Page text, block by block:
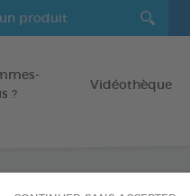
?
Vidéothèque